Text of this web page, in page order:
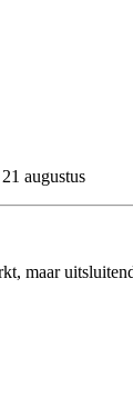
augustus
maar